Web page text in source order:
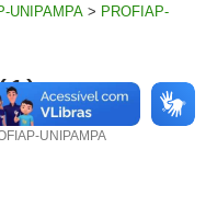
UNIPAMPA > PROFIAP-
UNIPAMPA